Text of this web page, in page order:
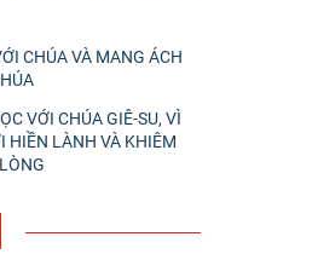
CHÚA VÀ MANG ÁCH
VỚI CHÚA GIÊ-SU, VÌ
HIỀN LÀNH VÀ KHIÊM